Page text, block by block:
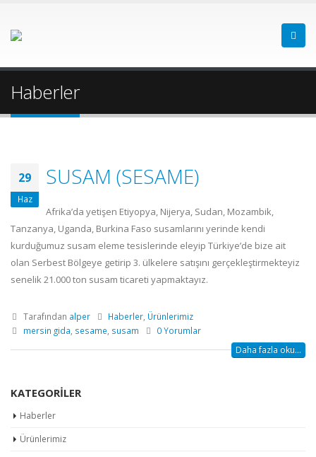
Haberler
29
Haz
SUSAM (SESAME)
Afrika’da yetişen Etiyopya, Nijerya, Sudan, Mozambik,
Tanzanya, Uganda, Burkina Faso susamlarını yerinde kendi
kurduğumuz susam eleme tesislerinde eleyip Türkiye’de bize ait
olan Serbest Bölgeye getirip 3. ülkelere satışını gerçekleştirmekteyiz
senelik 21.000 ton susam ticareti yapmaktayız.
Tarafından alper Haberler Ürünlerimiz
mersin gida sesame susam 0 Yorumlar
Daha fazla oku...
KATEGORILER
Haberler
Ürünlerimiz